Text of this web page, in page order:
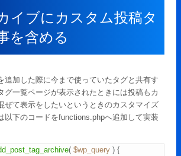
イブにカスタム投稿タ
を含める
追加した際に今まで使っていたタグと共有す
グ一覧ページが表示されたときには投稿もカ
ぜて表示をしたいというときのカスタマイズ
以下のコードをfunctions.phpへ追加して実装
( $wp_query ) {